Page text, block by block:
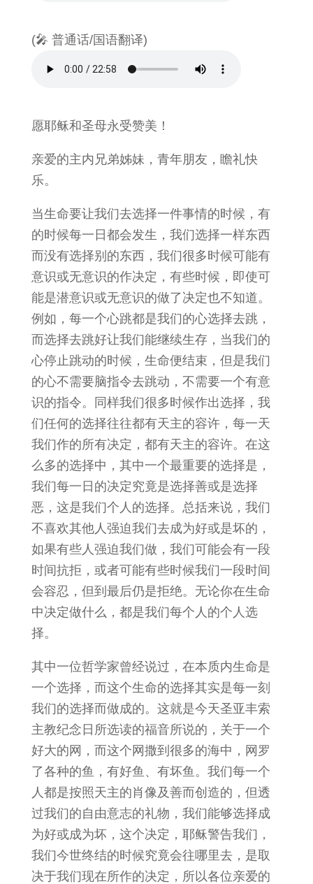
(🎤 普通话/国语翻译)
愿耶稣和圣母永受赞美！
亲爱的主内兄弟姊妹，青年朋友，瞻礼快
乐。
当生命要让我们去选择一件事情的时候，有
的时候每一日都会发生，我们选择一样东西
而没有选择别的东西，我们很多时候可能有
意识或无意识的作决定，有些时候，即使可
能是潜意识或无意识的做了决定也不知道。
例如，每一个心跳都是我们的心选择去跳，
而选择去跳好让我们能继续生存，当我们的
心停止跳动的时候，生命便结束，但是我们
的心不需要脑指令去跳动，不需要一个有意
识的指令。同样我们很多时候作出选择，我
们任何的选择往往都有天主的容许，每一天
我们作的所有决定，都有天主的容许。在这
么多的选择中，其中一个最重要的选择是，
我们每一日的决定究竟是选择善或是选择
恶，这是我们个人的选择。总括来说，我们
不喜欢其他人强迫我们去成为好或是坏的，
如果有些人强迫我们做，我们可能会有一段
时间抗拒，或者可能有些时候我们一段时间
会容忍，但到最后仍是拒绝。无论你在生命
中决定做什么，都是我们每个人的个人选
择。
其中一位哲学家曾经说过，在本质内生命是
一个选择，而这个生命的选择其实是每一刻
我们的选择而做成的。这就是今天圣亚丰索
主教纪念日所选读的福音所说的，关于一个
好大的网，而这个网撒到很多的海中，网罗
了各种的鱼，有好鱼、有坏鱼。我们每一个
人都是按照天主的肖像及善而创造的，但透
过我们的自由意志的礼物，我们能够选择成
为好或成为坏，这个决定，耶稣警告我们，
我们今世终结的时候究竟会往哪里去，是取
决于我们现在所作的决定，所以各位亲爱的